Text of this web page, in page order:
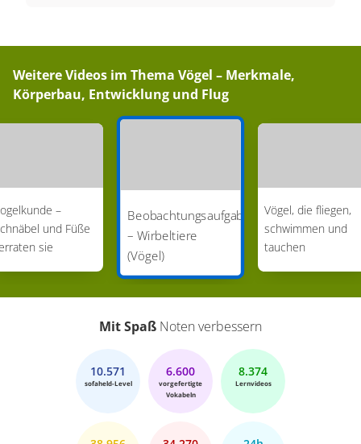
Weitere Videos im Thema Vögel – Merkmale,
Körperbau, Entwicklung und Flug
–
und Füße
sie
Beobachtungsaufgabe
– Wirbeltiere
(Vögel)
Vögel, die fliegen,
schwimmen und
tauchen
Mit Spaß Noten verbessern
10.571
sofaheld-Level
6.600
vorgefertigte
Vokabeln
8.374
Lernvideos